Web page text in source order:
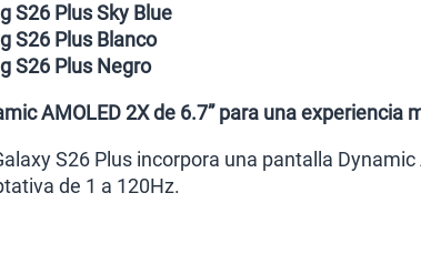
S26 Plus Sky Blue
S26 Plus Blanco
S26 Plus Negro
AMOLED 2X de 6.7” para una experiencia
S26 Plus incorpora una pantalla
de 1 a 120Hz.